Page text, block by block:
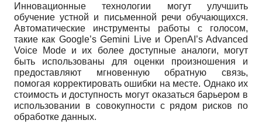
Инновационные технологии могут улучшить
обучение устной и письменной речи обучающихся.
Автоматические инструменты работы с голосом,
такие как Google’s Gemini Live и OpenAI’s Advanced
Voice Mode и их более доступные аналоги, могут
быть использованы для оценки произношения и
предоставляют мгновенную обратную связь,
помогая корректировать ошибки на месте. Однако их
стоимость и доступность могут оказаться барьером в
использовании в совокупности с рядом рисков по
обработке данных.